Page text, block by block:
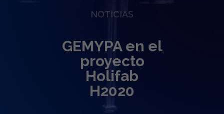
NOTICIAS
GEMYPA en el
proyecto
Holifab
H2020